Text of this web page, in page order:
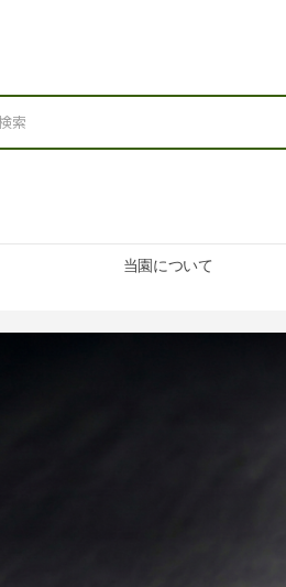
当園について